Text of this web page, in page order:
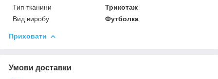
Тип тканини
Трикотаж
Вид виробу
Футболка
Приховати
Умови доставки